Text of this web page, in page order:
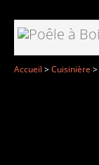
Accueil >Cuisinière >